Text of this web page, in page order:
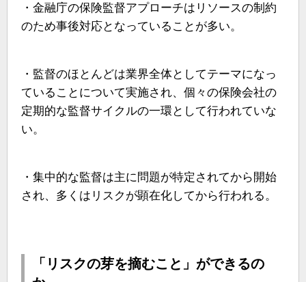
・金融庁の保険監督アプローチはリソースの制約
のため事後対応となっていることが多い。
・監督のほとんどは業界全体としてテーマになっ
ていることについて実施され、個々の保険会社の
定期的な監督サイクルの一環として行われていな
い。
・集中的な監督は主に問題が特定されてから開始
され、多くはリスクが顕在化してから行われる。
「リスクの芽を摘むこと」ができるの